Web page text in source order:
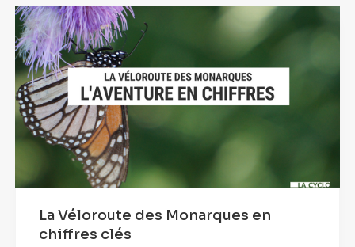
La Véloroute des Monarques en
chiffres clés